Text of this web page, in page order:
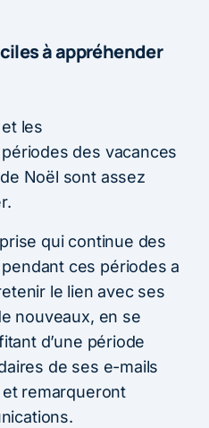
à appréhender
les
des vacances
Noël sont assez
qui continue des
ces périodes a
le lien avec ses
nouveaux, en se
d’une période
de ses e-mails
remarqueront